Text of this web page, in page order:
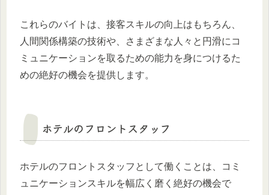
これらのバイトは、接客スキルの向上はもちろん、
人間関係構築の技術や、さまざまな人々と円滑にコ
ミュニケーションを取るための能力を身につけるた
めの絶好の機会を提供します。
ホテルのフロントスタッフ
ホテルのフロントスタッフとして働くことは、コミ
ュニケーションスキルを幅広く磨く絶好の機会で